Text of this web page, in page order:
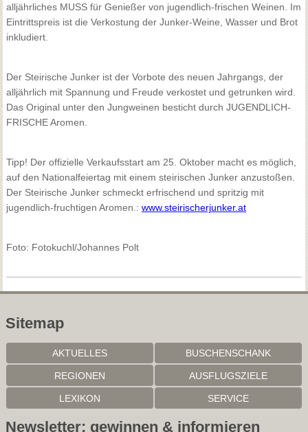
alljährliches MUSS für Genießer von jugendlich-frischen Weinen. Im
Eintrittspreis ist die Verkostung der Junker-Weine, Wasser und Brot
inkludiert.
Der Steirische Junker ist der Vorbote des neuen Jahrgangs, der
alljährlich mit Spannung und Freude verkostet und getrunken wird.
Das Original unter den Jungweinen besticht durch JUGENDLICH-
FRISCHE Aromen.
Tipp! Der offizielle Verkaufsstart am 25. Oktober macht es möglich,
auf den Nationalfeiertag mit einem steirischen Junker anzustoßen.
Der Steirische Junker schmeckt erfrischend und spritzig mit
jugendlich-fruchtigen Aromen.: www.steirischerjunker.at
Foto: Fotokuchl/Johannes Polt
Sitemap
AKTUELLES BUSCHENSCHANK
REGIONEN AUSFLUGSZIELE
LEXIKON SERVICE
Newsletter: gewinnen & informieren